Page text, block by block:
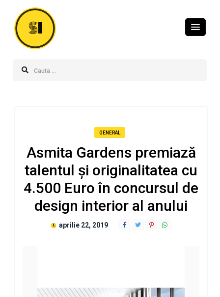
SI
GENERAL
Asmita Gardens premiază
talentul și originalitatea cu
4.500 Euro în concursul de
design interior al anului
aprilie 22, 2019